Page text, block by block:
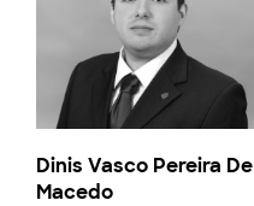
Dinis Vasco Pereira De
Macedo